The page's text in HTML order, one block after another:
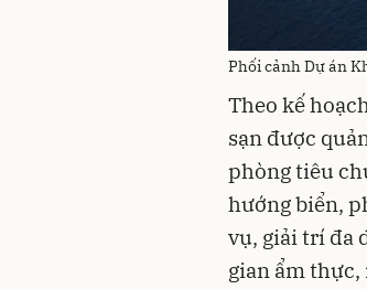
Phối cảnh Dự án
Theo kế
sạn được
phòng tiêu
hướng biển,
vụ, giải trí đa
gian ẩm thực,